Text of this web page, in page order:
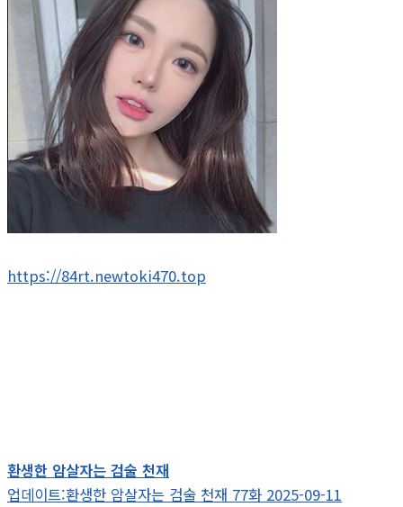
https://84rt.newtoki470.top
환생한 암살자는 검술 천재
업데이트:환생한 암살자는 검술 천재 77화 2025-09-11